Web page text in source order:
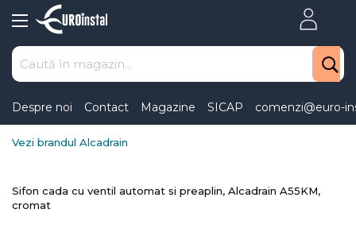
to
Content
Despre noi Contact Magazine SICAP comenzi@euro-
Vezi brandul Alcadrain
Sifon cada cu ventil automat si preaplin, Alcadrain A55KM,
cromat